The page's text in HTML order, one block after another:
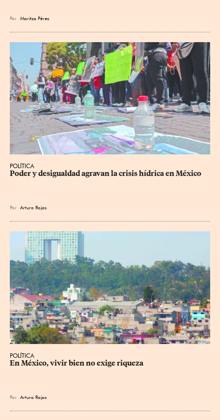
Por Maritza Pérez
POLÍTICA
Poder y desigualdad agravan la crisis hídrica en México
Por Arturo Rojas
POLÍTICA
En México, vivir bien no exige riqueza
Por Arturo Rojas